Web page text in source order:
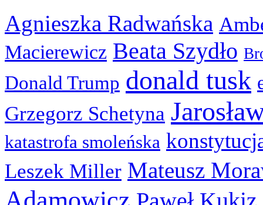
Agnieszka Radwańska
Macierewicz Beata Szydło
Donald Trump donald tusk
Grzegorz Schetyna
katastrofa smoleńska
Leszek Miller Mateusz